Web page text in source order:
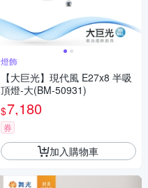
燈飾
【大巨光】現代風 E27x8 半吸
頂燈-大(BM-50931)
$7,180
券
加入購物車